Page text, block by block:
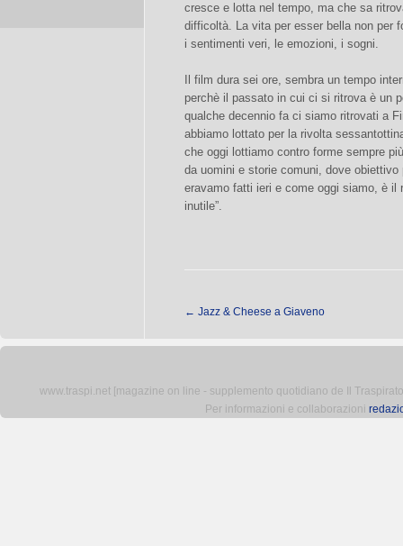
cresce e lotta nel tempo, ma che sa
difficoltà. La vita per esser bella non per
i sentimenti veri, le emozioni, i sogni.
Il film dura sei ore, sembra un tempo
perchè il passato in cui ci si ritrova è un
qualche decennio fa ci siamo ritrovati a
abbiamo lottato per la rivolta
che oggi lottiamo contro forme sempre
da uomini e storie comuni, dove
eravamo fatti ieri e come oggi siamo, è il
inutile”.
← Jazz & Cheese a Giaveno
www.traspi.net [magazine on line - supplemento quotidiano de Il
Per informazioni e collaborazioni